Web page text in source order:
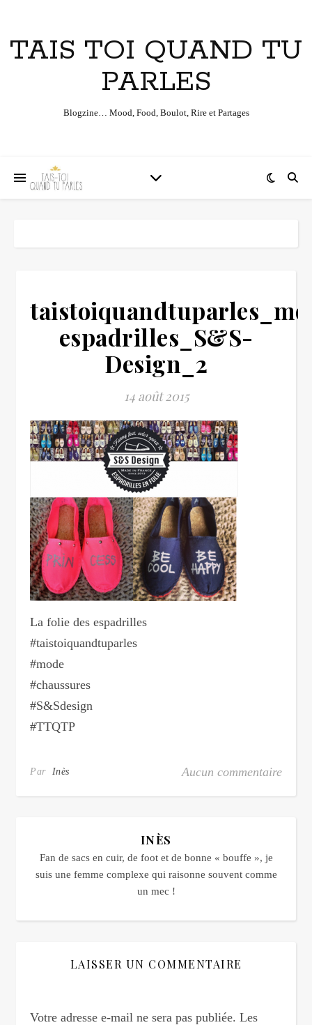
TAIS TOI QUAND TU
PARLES
Blogzine… Mood, Food, Boulot, Rire et Partages
espadrilles_S&S-
Design_2
14 août 2015
La folie des espadrilles
#taistoiquandtuparles
#mode
#chaussures
#S&Sdesign
#TTQTP
Par Inès Aucun commentaire
INÈS
Fan de sacs en cuir, de foot et de bonne « bouffe », je
suis une femme complexe qui raisonne souvent comme
un mec !
LAISSER UN COMMENTAIRE
Votre adresse e-mail ne sera pas publiée. Les